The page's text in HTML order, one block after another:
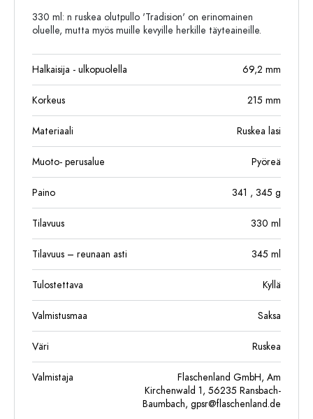
330 ml: n ruskea olutpullo 'Tradision' on erinomainen
oluelle, mutta myös muille kevyille herkille täyteaineille.
Halkaisija - ulkopuolella 69,2 mm
Korkeus 215 mm
Materiaali Ruskea lasi
Muoto- perusalue Pyöreä
Paino 341 , 345 g
Tilavuus 330 ml
Tilavuus – reunaan asti 345 ml
Tulostettava Kyllä
Valmistusmaa Saksa
Väri Ruskea
Valmistaja
Flaschenland GmbH, Am
Kirchenwald 1, 56235 Ransbach-
Baumbach, gpsr@flaschenland.de